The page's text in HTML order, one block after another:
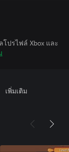
ปรไฟล์ Xbox และ
เพิ่มเติม